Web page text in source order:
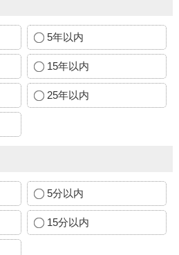
5年以内
15年以内
25年以内
5分以内
15分以内